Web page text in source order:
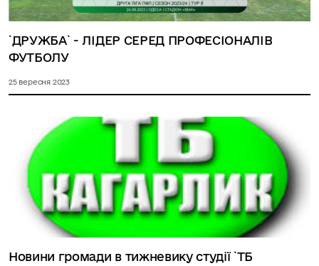
`ДРУЖБА` - ЛІДЕР СЕРЕД ПРОФЕСІОНАЛІВ
ФУТБОЛУ
25 вересня 2023
Новини громади в тижневику студії `ТБ